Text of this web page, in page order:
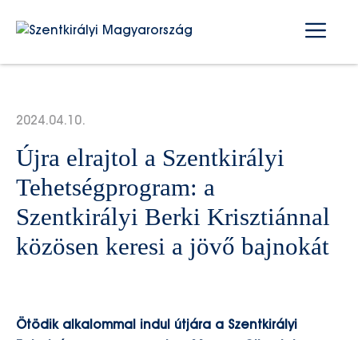
Újra elrajtol a Szentkirályi
Tehetségprogram: a
Szentkirályi Berki Krisztiánnal
közösen keresi a jövő bajnokát
2024.04.10.
Ötödik alkalommal indul útjára a Szentkirályi